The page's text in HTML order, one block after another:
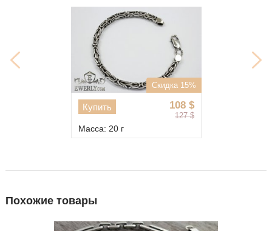
Скидка 15%
108 $
127 $
Купить
Масса: 20 г
Похожие товары